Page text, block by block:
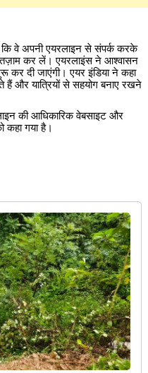
कि वे अपनी एयरलाइन से संपर्क करके
कर लें। एयरलाइंस ने आश्वासन
कर दी जाएंगी। एयर इंडिया ने कहा
हैं और यात्रियों से सहयोग बनाए रखने
की आधिकारिक वेबसाइट और
कहा गया है।